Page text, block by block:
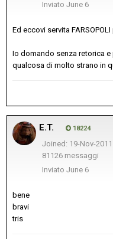
Inviato June 6
Ed eccovi servita FARSOPOLI
Io domando senza retorica
qualcosa di molto strano in
E.T. 18224
Joined: 19-Nov-2011
81126 messaggi
Inviato June 6
bene
bravi
tris